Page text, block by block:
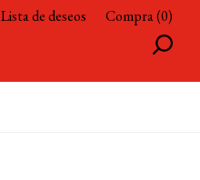
Lista de deseos Compra (0)